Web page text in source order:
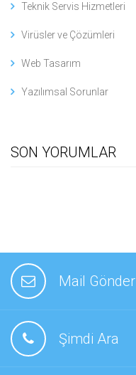
Teknik Servis Hizmetleri
Virüsler ve Çözümleri
Web Tasarım
Yazılımsal Sorunlar
SON YORUMLAR
Mail Gönder
Şimdi Ara